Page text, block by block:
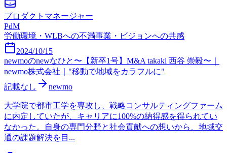
プロダクトマネージャー
PdM
労働環境・WLBへの不満事業・ビジョンへの共感
2024/10/15
newmoのnewなひと〜【新卒1号】M&A takaki 西谷 崇毅〜｜
newmo株式会社｜"移動で地域をカラフルに"
記載なし
newmo
大学院で都市工学を専攻し、戦略コンサルティングファーム
に内定していたが、キャリアに100%の納得感を得られてい
なかった。自身の専門分野と社会貢献への想いから、地域交
通の課題解決を目...